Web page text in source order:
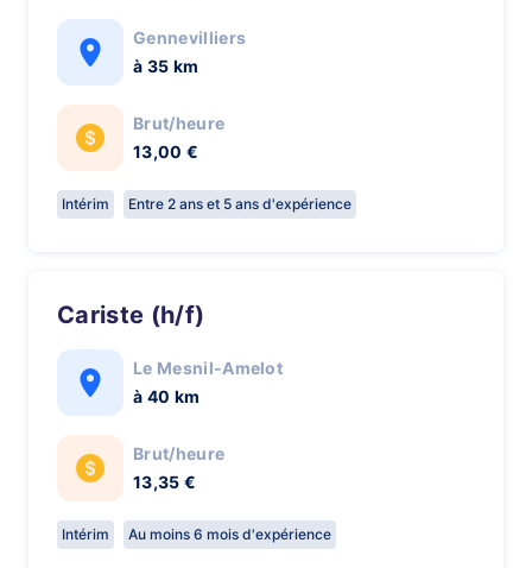
Gennevilliers
à 35 km
Brut/heure
13,00 €
Intérim Entre 2 ans et 5 ans d'expérience
Cariste (h/f)
Le Mesnil-Amelot
à 40 km
Brut/heure
13,35 €
Intérim Au moins 6 mois d'expérience